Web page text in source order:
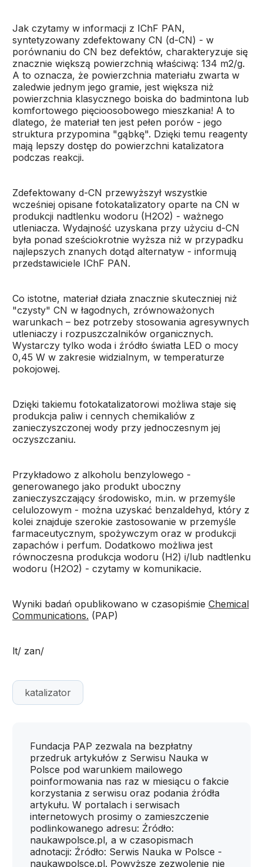
Jak czytamy w informacji z IChF PAN,
syntetyzowany zdefektowany CN (d-CN) - w
porównaniu do CN bez defektów, charakteryzuje się
znacznie większą powierzchnią właściwą: 134 m2/g.
A to oznacza, że powierzchnia materiału zwarta w
zaledwie jednym jego gramie, jest większa niż
powierzchnia klasycznego boiska do badmintona lub
komfortowego pięcioosobowego mieszkania! A to
dlatego, że materiał ten jest pełen porów - jego
struktura przypomina "gąbkę". Dzięki temu reagenty
mają lepszy dostęp do powierzchni katalizatora
podczas reakcji.
Zdefektowany d-CN przewyższył wszystkie
wcześniej opisane fotokatalizatory oparte na CN w
produkcji nadtlenku wodoru (H2O2) - ważnego
utleniacza. Wydajność uzyskana przy użyciu d-CN
była ponad sześciokrotnie wyższa niż w przypadku
najlepszych znanych dotąd alternatyw - informują
przedstawiciele IChF PAN.
Co istotne, materiał działa znacznie skuteczniej niż
"czysty" CN w łagodnych, zrównoważonych
warunkach – bez potrzeby stosowania agresywnych
utleniaczy i rozpuszczalników organicznych.
Wystarczy tylko woda i źródło światła LED o mocy
0,45 W w zakresie widzialnym, w temperaturze
pokojowej.
Dzięki takiemu fotokatalizatorowi możliwa staje się
produkcja paliw i cennych chemikaliów z
zanieczyszczonej wody przy jednoczesnym jej
oczyszczaniu.
Przykładowo z alkoholu benzylowego -
generowanego jako produkt uboczny
zanieczyszczający środowisko, m.in. w przemyśle
celulozowym - można uzyskać benzaldehyd, który z
kolei znajduje szerokie zastosowanie w przemyśle
farmaceutycznym, spożywczym oraz w produkcji
zapachów i perfum. Dodatkowo możliwa jest
równoczesna produkcja wodoru (H2) i/lub nadtlenku
wodoru (H2O2) - czytamy w komunikacie.
Wyniki badań opublikowano w czasopiśmie Chemical
Communications. (PAP)
lt/ zan/
katalizator
Fundacja PAP zezwala na bezpłatny
przedruk artykułów z Serwisu Nauka w
Polsce pod warunkiem mailowego
poinformowania nas raz w miesiącu o fakcie
korzystania z serwisu oraz podania źródła
artykułu. W portalach i serwisach
internetowych prosimy o zamieszczenie
podlinkowanego adresu: Źródło:
naukawpolsce.pl, a w czasopismach
adnotacji: Źródło: Serwis Nauka w Polsce -
naukawpolsce.pl. Powyższe zezwolenie nie